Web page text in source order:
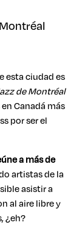
esta ciudad es
de Montréal
Canadá más
por ser el
a más de
artistas de la
asistir a
al aire libre y
¿eh?